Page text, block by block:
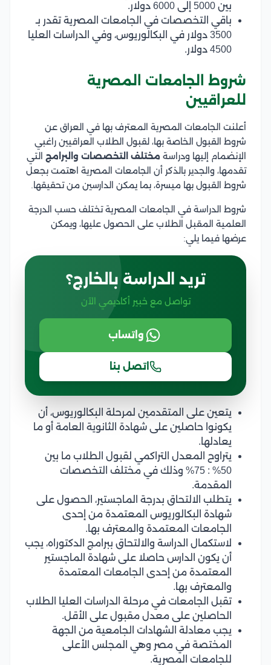
بين 5000 إلى 6000 دولار.
باقي التخصصات في الجامعات المصرية تقدر بـ
3500 دولار في البكالوريوس، وفي الدراسات العليا
4500 دولار.
شروط الجامعات المصرية
للعراقيين
أعلنت الجامعات المصرية المعترف بها في العراق عن
شروط القبول الخاصة بها، لقبول الطلاب العراقيين راغبي
الإنضمام إليها ودراسة مختلف التخصصات والبرامج التي
تقدمها، والجدير بالذكر أن الجامعات المصرية اهتمت بجعل
شروط القبول بها ميسرة، بما يمكن الدارسين من تحقيقها.
شروط الدراسة في الجامعات المصرية تختلف حسب الدرجة
العلمية المقبل الطلاب على الحصول عليها، ويمكن
عرضها فيما يلي:
تريد الدراسة بالخارج؟
تواصل مع خبير أكاديمي الآن
واتساب
اتصل بنا
يتعين على المتقدمين لمرحلة البكالوريوس، أن
يكونوا حاصلين على شهادة الثانوية العامة أو ما
يعادلها.
يتراوح المعدل التراكمي لقبول الطلاب ما بين
50% : 75% وذلك في مختلف التخصصات
المقدمة.
يتطلب الالتحاق بدرجة الماجستير، الحصول على
شهادة البكالوريوس المعتمدة من إحدى
الجامعات المعتمدة والمعترف بها.
لاستكمال الدراسة والالتحاق ببرامج الدكتوراه، يجب
أن يكون الدارس حاصلا على شهادة الماجستير
المعتمدة من إحدى الجامعات المعتمدة
والمعترف بها.
تقبل الجامعات في مرحلة الدراسات العليا الطلاب
الحاصلين على معدل مقبول على الأقل.
يجب معادلة الشهادات الجامعية من الجهة
المختصة في مصر وهي المجلس الأعلى
للجامعات المصرية.